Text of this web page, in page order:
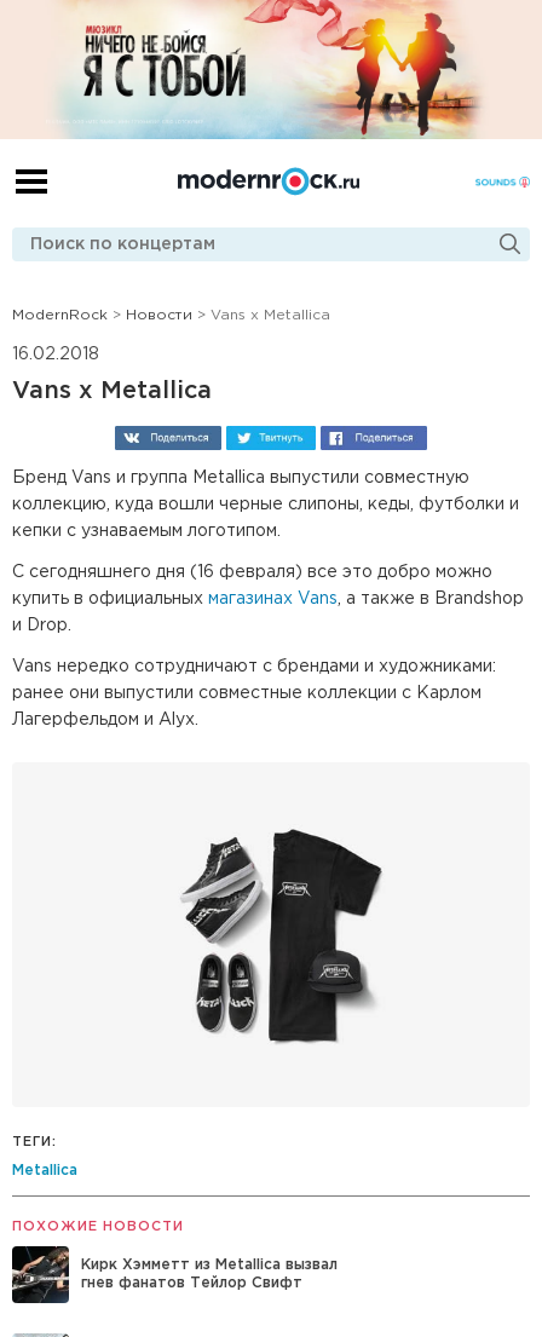
ModernRock > Новости > Vans x Metallica
16.02.2018
Vans x Metallica
Бренд Vans и группа Metallica выпустили совместную
коллекцию, куда вошли черные слипоны, кеды, футболки и
кепки с узнаваемым логотипом.
С сегодняшнего дня (16 февраля) все это добро можно
купить в официальных магазинах Vans , а также в Brandshop
и Drop.
Vans нередко сотрудничают с брендами и художниками:
ранее они выпустили совместные коллекции с Карлом
Лагерфельдом и Alyx.
ТЕГИ:
Metallica
ПОХОЖИЕ НОВОСТИ
Кирк Хэмметт из Metallica вызвал
гнев фанатов Тейлор Свифт